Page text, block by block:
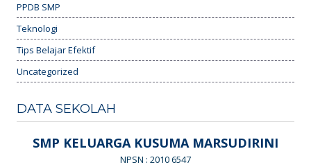
PPDB SMP
Teknologi
Tips Belajar Efektif
Uncategorized
DATA SEKOLAH
SMP KELUARGA KUSUMA MARSUDIRINI
NPSN : 2010 6547